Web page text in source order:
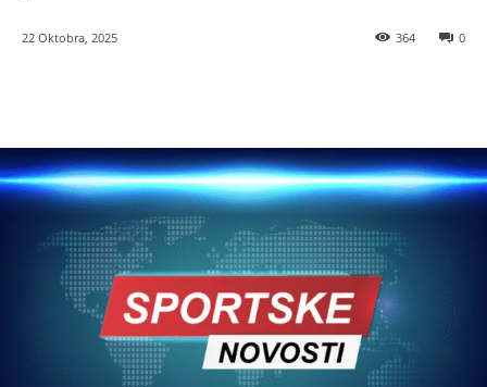
22 Oktobra, 2025 0
364